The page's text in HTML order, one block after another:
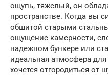
ощупь, тяжелый, он
пространстве. Когда вы
обшитой старыми
ощущение камерности,
надежном бункере или
идеальная атмосфера
хочется отгородиться от